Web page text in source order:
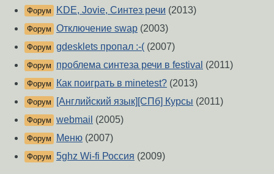
Форум KDE, Jovie, Синтез речи (2013)
Форум Отключение swap (2003)
Форум gdesklets пропал :-( (2007)
Форум проблема синтеза речи в festival (2011)
Форум Как поиграть в minetest? (2013)
Форум [Английский язык][СПб] Курсы (2011)
Форум webmail (2005)
Форум Меню (2007)
Форум 5ghz Wi-fi Россия (2009)